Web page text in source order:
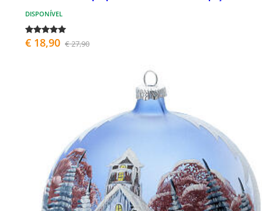
DISPONÍVEL
€ 18,90 € 27,90